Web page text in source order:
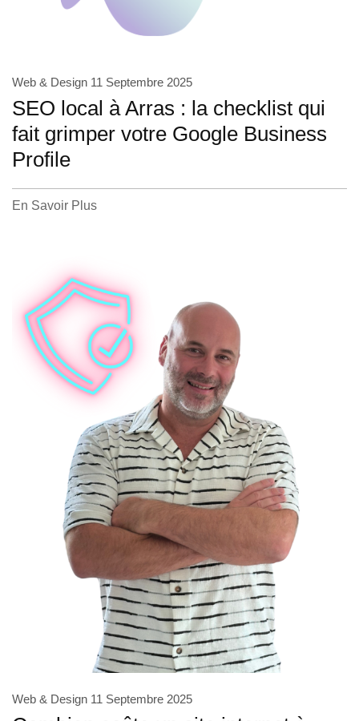
Web & Design 11 Septembre 2025
SEO local à Arras : la checklist qui
fait grimper votre Google Business
Profile
En Savoir Plus
Web & Design 11 Septembre 2025